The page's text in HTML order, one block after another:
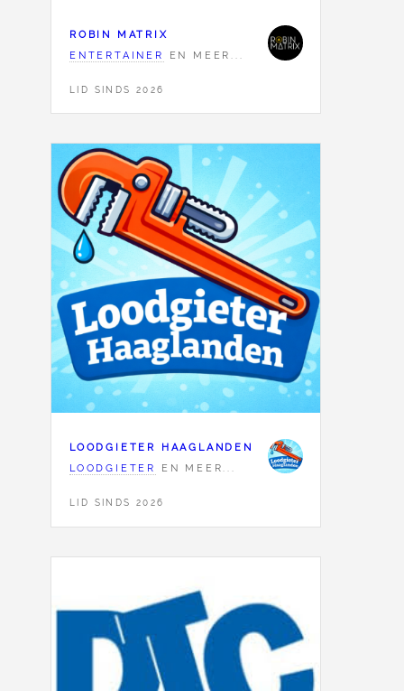
ROBIN MATRIX
ENTERTAINER
EN MEER...
LID SINDS 2026
LOODGIETER HAAGLANDEN
LOODGIETER
EN MEER...
LID SINDS 2026